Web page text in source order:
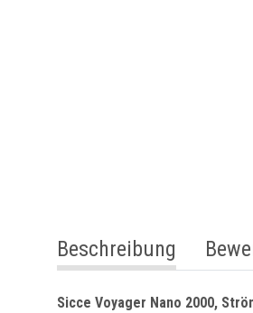
weitere Registerkarten anzeigen
Beschreibung
Sicce Voyager Nano 2000,